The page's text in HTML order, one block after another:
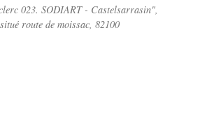
023. SODIART - Castelsarrasin",
route de moissac, 82100
Épuisé